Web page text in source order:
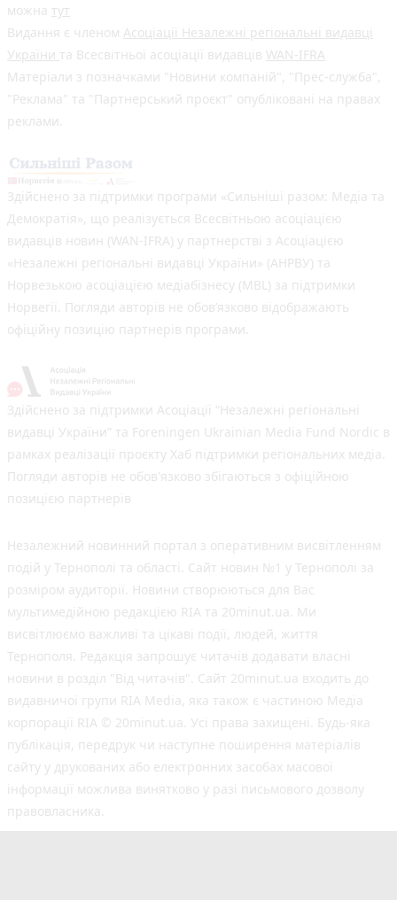
можна тут
Видання є членом Асоціації Незалежні регіональні видавці
України та Всесвітньої асоціації видавців WAN-IFRA
Матеріали з позначками "Новини компаній", "Прес-служба",
"Реклама" та "Партнерський проєкт" опубліковані на правах
реклами.
Здійснено за підтримки програми «Сильніші разом: Медіа та
Демократія», що реалізується Всесвітньою асоціацією
видавців новин (WAN-IFRA) у партнерстві з Асоціацією
«Незалежні регіональні видавці України» (АНРВУ) та
Норвезькою асоціацією медіабізнесу (MBL) за підтримки
Норвегії. Погляди авторів не обов’язково відображають
офіційну позицію партнерів програми.
Здійснено за підтримки Асоціації “Незалежні регіональні
видавці України” та Foreningen Ukrainian Media Fund Nordic в
рамках реалізації проєкту Хаб підтримки регіональних медіа.
Погляди авторів не обов'язково збігаються з офіційною
позицією партнерів
Незалежний новинний портал з оперативним висвітленням
подій у Тернополі та області. Сайт новин №1 у Тернополі за
розміром аудиторії. Новини створюються для Вас
мультимедійною редакцією RIA та 20minut.ua. Ми
висвітлюємо важливі та цікаві події, людей, життя
Тернополя. Редакція запрошує читачів додавати власні
новини в розділ "Від читачів". Сайт 20minut.ua входить до
видавничої групи RIA Media, яка також є частиною Медіа
корпорації RIA © 20minut.ua. Усі права захищені. Будь-яка
публiкацiя, передрук чи наступне поширення матеріалів
сайту у друкованих або електронних засобах масової
інформації можлива винятково у разі письмового дозволу
правовласника.